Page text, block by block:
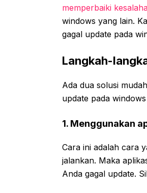
memperbaiki
windows yang lain.
gagal update pada
Langkah-
Ada dua solusi
update pada
1. Menggunakan
Cara ini adalah cara
jalankan. Maka
Anda gagal update.